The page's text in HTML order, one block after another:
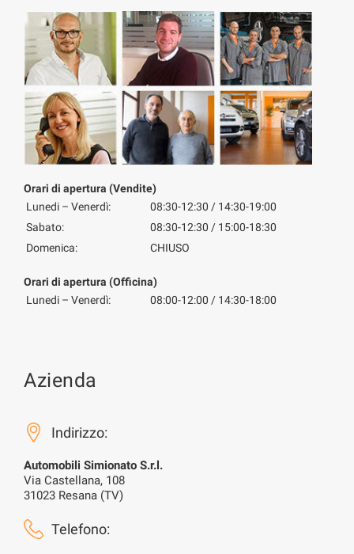
Orari di apertura (Vendite)
Lunedi – Venerdì:
08:30-12:30 / 14:30-19:00
Sabato:
08:30-12:30 / 15:00-18:30
Domenica:
CHIUSO
Orari di apertura (Officina)
Lunedi – Venerdì:
08:00-12:00 / 14:30-18:00
Azienda
Indirizzo:
Automobili Simionato S.r.l.
Via Castellana, 108
31023 Resana (TV)
Telefono: